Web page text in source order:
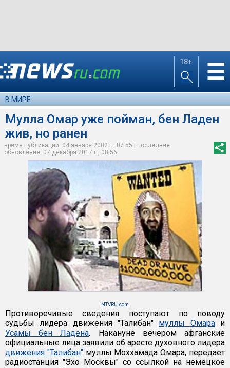
18+ ☰
В МИРЕ
Мулла Омар уже пойман, бен Ладен
жив, но ранен
время публикации: 04 января 2002 г., 07:55 | последнее
обновление: 07 декабря 2017 г., 08:56
NTVRU.com
Противоречивые сведения поступают по поводу
судьбы лидера движения "Талибан" муллы Омараи
Усамы бен Ладена. Накануне вечером афганские
официальные лица заявили об аресте духовного лидера
движения "Талибан"муллы Моххамада Омара, передает
радиостанция "Эхо Москвы" со ссылкой на немецкое